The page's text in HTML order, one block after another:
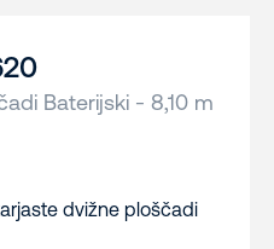
Baterijski - 8,10 m